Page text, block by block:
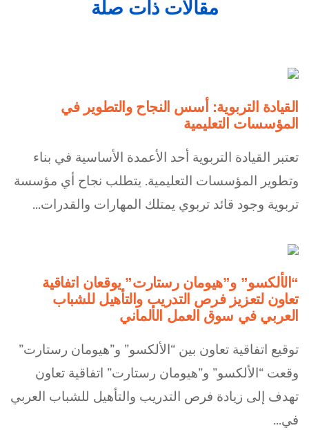
مقالات ذات صلة
القيادة التربوية: أسس النجاح والتطوير في
المؤسسات التعليمية
تعتبر القيادة التربوية أحد الأعمدة الأساسية في بناء
وتطوير المؤسسات التعليمية. يتطلب نجاح أي مؤسسة
تربوية وجود قائد تربوي يمتلك المهارات والقدرات...
“الألكسو” و”هيومان رستارت” يوقعان اتفاقية
تعاون لتعزيز فرص التدريب والتأهيل للشباب
العربي في سوق العمل الألماني
توقيع اتفاقية تعاون بين “الألكسو” و”هيومان رستارت”
وقعت “الألكسو” و”هيومان رستارت” اتفاقية تعاون
تهدف إلى زيادة فرص التدريب والتأهيل للشباب العربي
في...